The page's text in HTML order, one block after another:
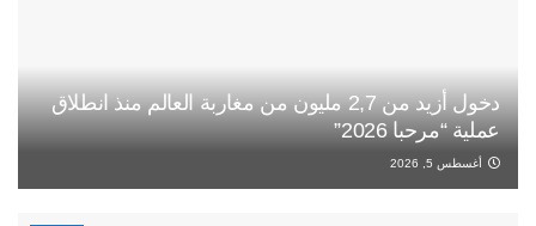
دخول أزيد من 2,7 مليون من مغاربة العالم منذ انطلاق
عملية “مرحبا 2026”
أغسطس 5, 2026